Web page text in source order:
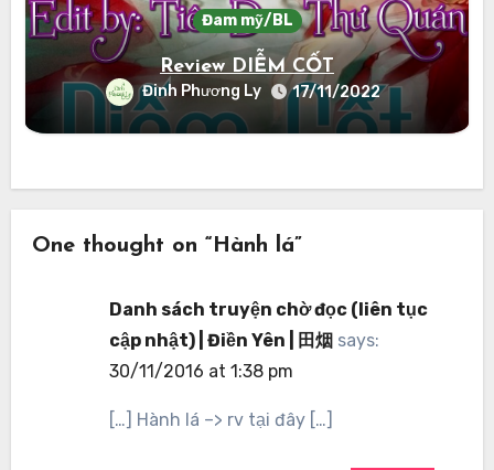
Đam mỹ/BL
Review DIỄM CỐT
Đinh Phương Ly 17/11/2022
One thought on “Hành lá”
Danh sách truyện chờ đọc (liên tục
cập nhật) | Điền Yên | 田烟 says:
30/11/2016 at 1:38 pm
[…] Hành lá –> rv tại đây […]